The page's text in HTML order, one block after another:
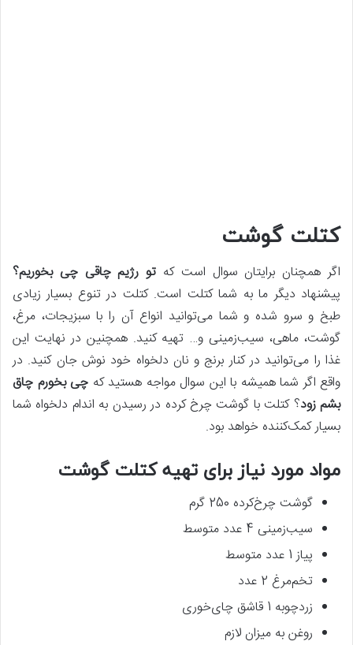
کتلت گوشت
اگر همچنان برایتان سوال است که تو رژیم چاقی چی بخوریم؟
پیشنهاد دیگر ما به شما کتلت است. کتلت در تنوع بسیار زیادی
طبخ و سرو شده و شما می‌توانید انواع آن را با سبزیجات، مرغ،
گوشت، ماهی، سیب‌زمینی و… تهیه کنید. همچنین در نهایت این
غذا را می‌توانید در کنار برنج و نان دلخواه خود نوش جان کنید. در
واقع اگر شما همیشه با این سوال مواجه هستید که چی بخورم چاق
بشم زود؟ کتلت با گوشت چرخ کرده در رسیدن به اندام دلخواه شما
بسیار کمک‌کننده خواهد بود.
مواد مورد نیاز برای تهیه کتلت گوشت
گوشت چرخ‌کرده 250 گرم
سیب‌زمینی 4 عدد متوسط
پیاز 1 عدد متوسط
تخم‌مرغ 2 عدد
زردچوبه 1 قاشق چای‌خوری
روغن به میزان لازم